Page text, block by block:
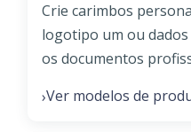
Crie carimbos
logotipo um ou
os documentos
›Ver modelos de